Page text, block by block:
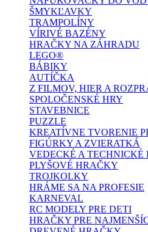
ŠMYKĽAVKY
TRAMPOLÍNY
VÍRIVÉ BAZÉNY
HRAČKY NA ZÁHRADU
LEGO®
BÁBIKY
AUTÍČKA
Z FILMOV, HIER A
SPOLOČENSKÉ HRY
STAVEBNICE
PUZZLE
KREATÍVNE TVORENIE
FIGÚRKY A ZVIERATKÁ
VEDECKÉ A TECHNICKÉ
PLYŠOVÉ HRAČKY
TROJKOLKY
HRÁME SA NA PROFESIE
KARNEVAL
RC MODELY PRE DETI
HRAČKY PRE